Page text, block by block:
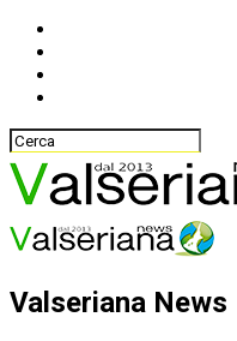
Valseriana News